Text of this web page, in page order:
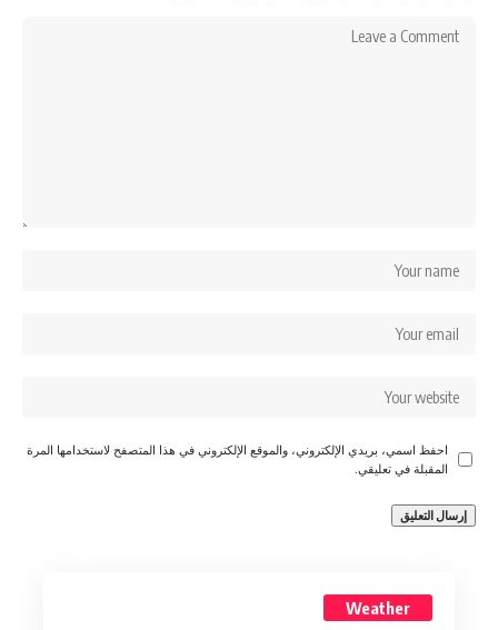
احفظ اسمي، بريدي الإلكتروني، والموقع الإلكتروني في هذا المتصفح لاستخدامها المرة
المقبلة في تعليقي.
Weather